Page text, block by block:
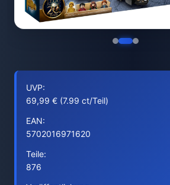
UVP:
69,99 € (7.99 ct/Teil)
EAN:
5702016971620
Teile:
876